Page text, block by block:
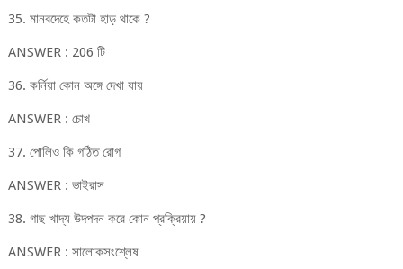
35. মানবদেহে কতটা হাড় থাকে ?
ANSWER : 206 টি
36. কর্নিয়া কোন অঙ্গে দেখা যায়
ANSWER : চোখ
37. পোলিও কি গঠিত রোগ
ANSWER : ভাইরাস
38. গাছ খাদ্য উদপদন করে কোন প্রক্রিয়ায় ?
ANSWER : সালোকসংশ্লেষ